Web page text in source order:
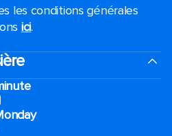
les conditions générales
ici.